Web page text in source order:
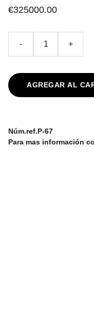
€325000.00
- +
AGREGAR AL
Núm.ref.P-67
Para mas información